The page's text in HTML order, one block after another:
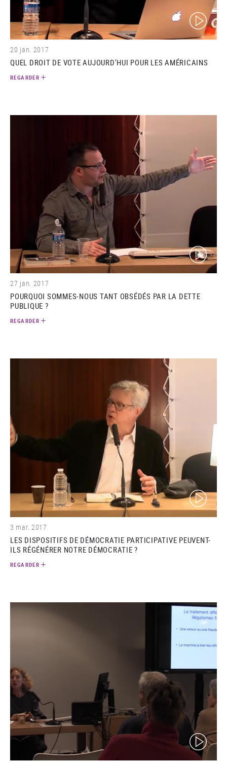
(video)
20 jan. 2017
QUEL DROIT DE VOTE AUJOURD'HUI POUR LES AMÉRICAINS
REGARDER
(video)
27 jan. 2017
POURQUOI SOMMES-NOUS TANT OBSÉDÉS PAR LA DETTE
PUBLIQUE ?
REGARDER
(video)
3 mar. 2017
LES DISPOSITIFS DE DÉMOCRATIE PARTICIPATIVE PEUVENT-
ILS RÉGÉNÉRER NOTRE DÉMOCRATIE ?
REGARDER
(video)